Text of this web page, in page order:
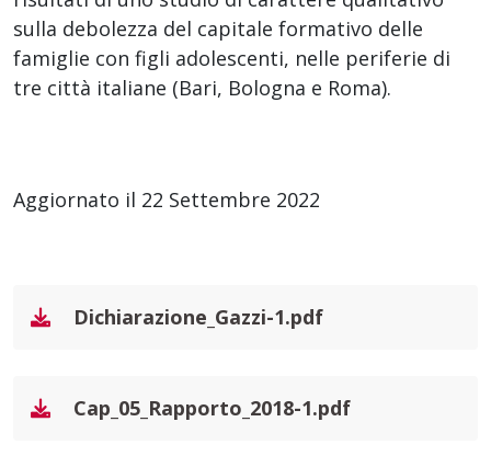
sulla debolezza del capitale formativo delle
famiglie con figli adolescenti, nelle periferie di
tre città italiane (Bari, Bologna e Roma).
Aggiornato il 22 Settembre 2022
Dichiarazione_Gazzi-1.pdf
Cap_05_Rapporto_2018-1.pdf